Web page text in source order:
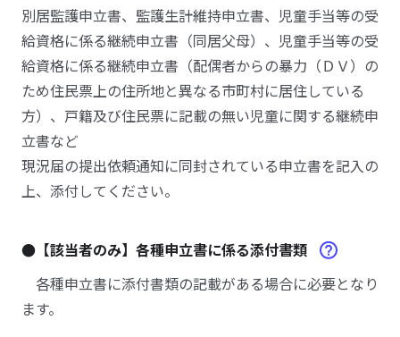
別居監護申立書、監護生計維持申立書、児童手当等の受
給資格に係る継続申立書（同居父母）、児童手当等の受
給資格に係る継続申立書（配偶者からの暴力（ＤＶ）の
ため住民票上の住所地と異なる市町村に居住している
方）、戸籍及び住民票に記載の無い児童に関する継続申
立書など
現況届の提出依頼通知に同封されている申立書を記入の
上、添付してください。
●【該当者のみ】各種申立書に係る添付書類
各種申立書に添付書類の記載がある場合に必要となり
ます。